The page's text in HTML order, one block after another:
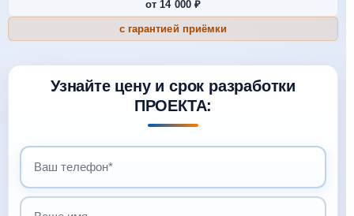
от 14 000 ₽
с гарантией приёмки
Узнайте цену и срок разработки
ПРОЕКТА:
Ваш телефон
Ваше имя